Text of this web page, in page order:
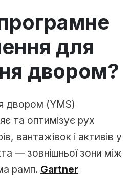
для
двором?
двором (YMS)
та оптимізує рух
вантажівок і активів у
— зовнішньої зони між
рамп. Gartner